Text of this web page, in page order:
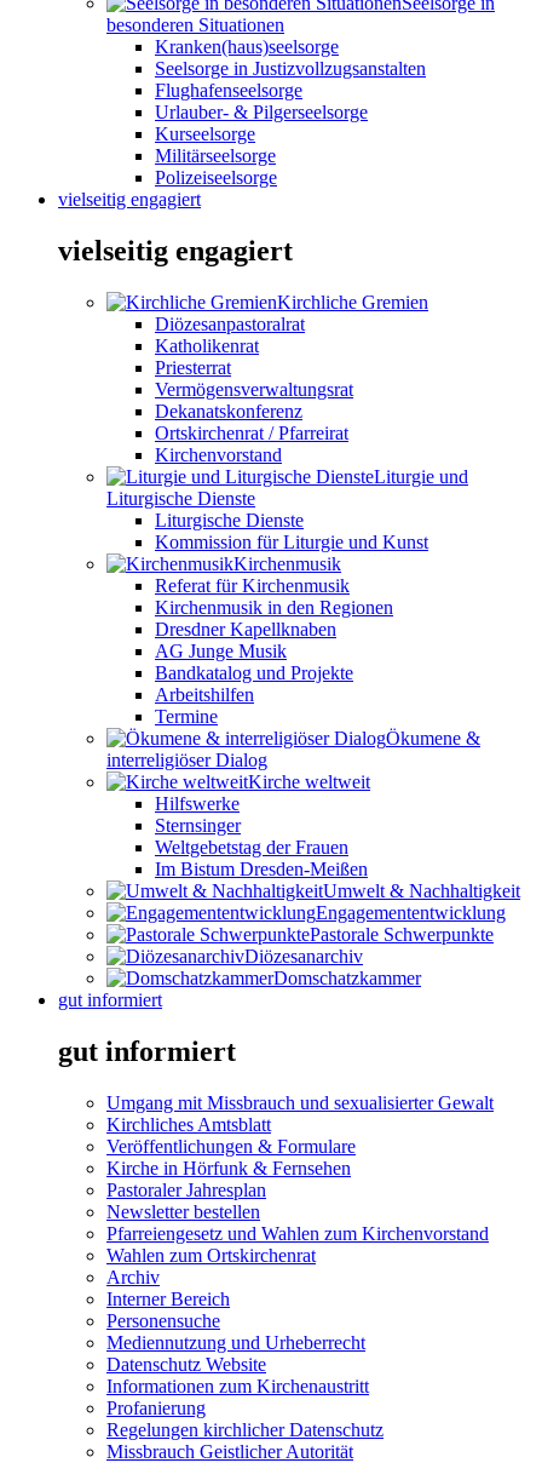
besonderen Situationen
Kranken(haus)seelsorge
Seelsorge in Justizvollzugsanstalten
Flughafenseelsorge
Urlauber- & Pilgerseelsorge
Kurseelsorge
Militärseelsorge
Polizeiseelsorge
vielseitig engagiert
vielseitig engagiert
Kirchliche Gremien
Diözesanpastoralrat
Katholikenrat
Priesterrat
Vermögensverwaltungsrat
Dekanatskonferenz
Ortskirchenrat / Pfarreirat
Kirchenvorstand
Liturgie und
Liturgische Dienste
Liturgische Dienste
Kommission für Liturgie und Kunst
Kirchenmusik
Referat für Kirchenmusik
Kirchenmusik in den Regionen
Dresdner Kapellknaben
AG Junge Musik
Bandkatalog und Projekte
Arbeitshilfen
Termine
Ökumene &
interreligiöser Dialog
Kirche weltweit
Hilfswerke
Sternsinger
Weltgebetstag der Frauen
Im Bistum Dresden-Meißen
Umwelt & Nachhaltigkeit
Engagemententwicklung
Pastorale Schwerpunkte
Diözesanarchiv
Domschatzkammer
gut informiert
gut informiert
Umgang mit Missbrauch und sexualisierter Gewalt
Kirchliches Amtsblatt
Veröffentlichungen & Formulare
Kirche in Hörfunk & Fernsehen
Pastoraler Jahresplan
Newsletter bestellen
Pfarreiengesetz und Wahlen zum Kirchenvorstand
Wahlen zum Ortskirchenrat
Archiv
Interner Bereich
Personensuche
Mediennutzung und Urheberrecht
Datenschutz Website
Informationen zum Kirchenaustritt
Profanierung
Regelungen kirchlicher Datenschutz
Missbrauch Geistlicher Autorität